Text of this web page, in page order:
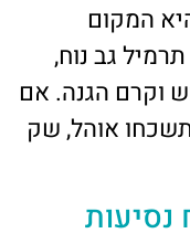
המקום
גב נוח,
וקרם הגנה. אם
אוהל, שק
נסיעות